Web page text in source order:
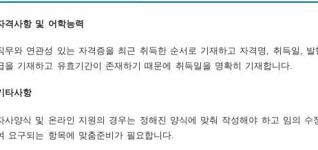
격사항 및 어학능력
무와 연관성 있는 자격증을 최근 취득한 순서로 기재하고 자격명, 취득일,
을 기재하고 유효기간이 존재하기 때문에 취득일을 명확히 기재합니다.
타사항
사양식 및 온라인 지원의 경우는 정해진 양식에 맞춰 작성해야 하고 임의
요구되는 항목에 맞춤준비가 필요합니다.